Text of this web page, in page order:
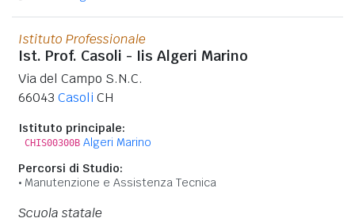
Istituto Professionale
Ist. Prof. Casoli - Iis Algeri Marino
Via del Campo S.N.C.
66043 Casoli CH
Istituto principale:
CHIS00300B Algeri Marino
Percorsi di Studio:
Manutenzione e Assistenza Tecnica
Scuola statale